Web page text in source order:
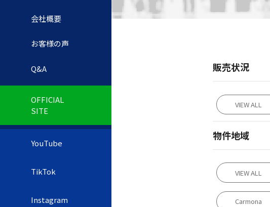
会社概要
お客様の声
Q&A
OFFICIAL
SITE
YouTube
TikTok
Instagram
販売状況
VIEW ALL
物件地域
VIEW ALL
Carmona